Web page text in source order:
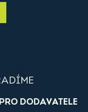
PRO DODAVATELE